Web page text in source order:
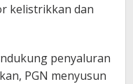
kelistrikkan dan
penyaluran
PGN menyusun